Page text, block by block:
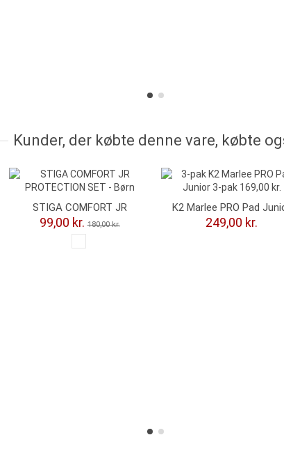
Kunder, der købte denne vare, købte
-81,00 kr.
STIGA COMFORT JR
PROTECTION SET - Børn
99,00 kr.180,00 kr.
K2 Marlee PRO Pad
3-Pak Beskyttelsessæt
Børn
249,00 kr.